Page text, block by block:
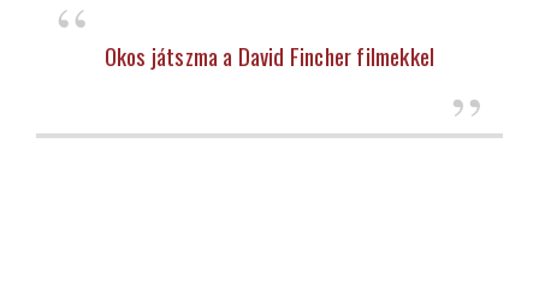
Okos játszma a David Fincher filmekkel